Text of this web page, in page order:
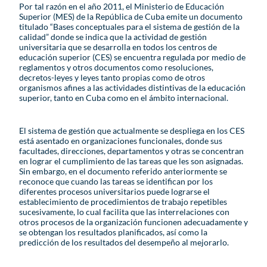
Por tal razón en el año 2011, el Ministerio de Educación
Superior (MES) de la República de Cuba emite un documento
titulado “Bases conceptuales para el sistema de gestión de la
calidad” donde se indica que la actividad de gestión
universitaria que se desarrolla en todos los centros de
educación superior (CES) se encuentra regulada por medio de
reglamentos y otros documentos como resoluciones,
decretos-leyes y leyes tanto propias como de otros
organismos afines a las actividades distintivas de la educación
superior, tanto en Cuba como en el ámbito internacional.
El sistema de gestión que actualmente se despliega en los CES
está asentado en organizaciones funcionales, donde sus
facultades, direcciones, departamentos y otras se concentran
en lograr el cumplimiento de las tareas que les son asignadas.
Sin embargo, en el documento referido anteriormente se
reconoce que cuando las tareas se identifican por los
diferentes procesos universitarios puede lograrse el
establecimiento de procedimientos de trabajo repetibles
sucesivamente, lo cual facilita que las interrelaciones con
otros procesos de la organización funcionen adecuadamente y
se obtengan los resultados planificados, así como la
predicción de los resultados del desempeño al mejorarlo.